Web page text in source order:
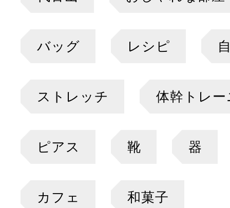
バッグ レシピ
ストレッチ 体幹トレ
ピアス 靴 器
カフェ 和菓子